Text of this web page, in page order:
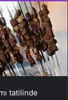
tatilinde